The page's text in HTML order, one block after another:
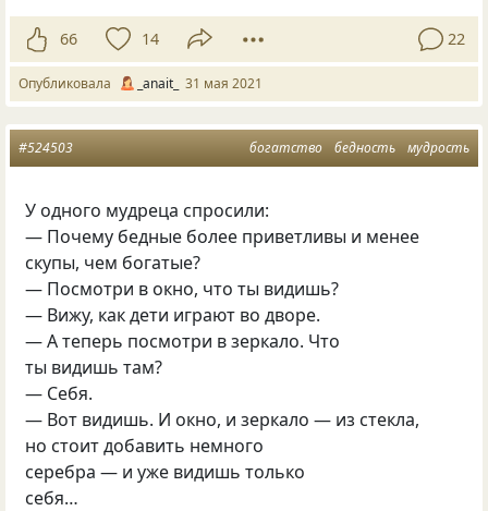
66 14 22
Опубликовала _anait_ 31 мая 2021
богатство бедность мудрость
#524503
У одного мудреца спросили:
— Почему бедные более приветливы и менее
скупы, чем богатые?
— Посмотри в окно, что ты видишь?
— Вижу, как дети играют во дворе.
— А теперь посмотри в зеркало. Что
ты видишь там?
— Себя.
— Вот видишь. И окно, и зеркало — из стекла,
но стоит добавить немного
серебра — и уже видишь только
себя…